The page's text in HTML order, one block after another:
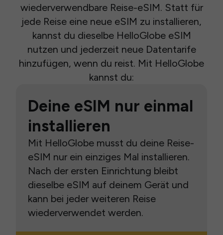
wiederverwendbare Reise-eSIM. Statt für
jede Reise eine neue eSIM zu installieren,
kannst du dieselbe HelloGlobe eSIM
nutzen und jederzeit neue Datentarife
hinzufügen, wenn du reist. Mit HelloGlobe
kannst du:
Deine eSIM nur einmal
installieren
Mit HelloGlobe musst du deine Reise-
eSIM nur ein einziges Mal installieren.
Nach der ersten Einrichtung bleibt
dieselbe eSIM auf deinem Gerät und
kann bei jeder weiteren Reise
wiederverwendet werden.